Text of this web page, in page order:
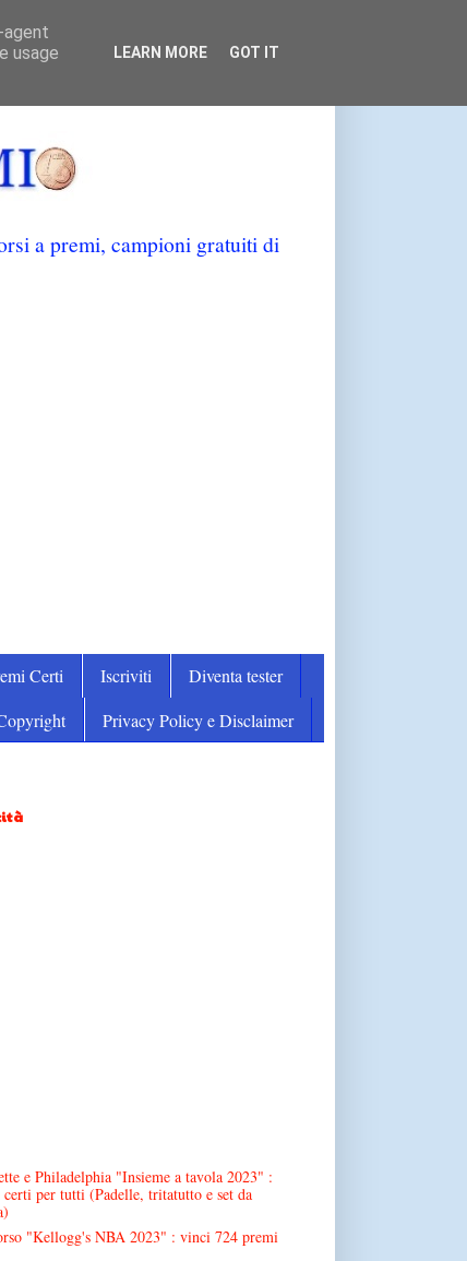
a premi, campioni gratuiti di
Certi Iscriviti
Diventa tester
Privacy Policy e Disclaimer
e Philadelphia "Insieme a tavola 2023" :
per tutti (Padelle, tritatutto e set da
"Kellogg's NBA 2023" : vinci 724 premi
agent
usage
LEARN MORE GOT IT